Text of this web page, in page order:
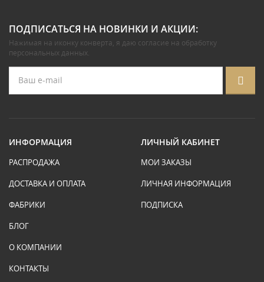
ПОДПИСАТЬСЯ НА НОВИНКИ И АКЦИИ:
Нажимая на иконку конверта, я даю согласие на обработку
персональных данных.
ИНФОРМАЦИЯ
РАСПРОДАЖА
ДОСТАВКА И ОПЛАТА
ФАБРИКИ
БЛОГ
О КОМПАНИИ
КОНТАКТЫ
ЛИЧНЫЙ КАБИНЕТ
МОИ ЗАКАЗЫ
ЛИЧНАЯ ИНФОРМАЦИЯ
ПОДПИСКА